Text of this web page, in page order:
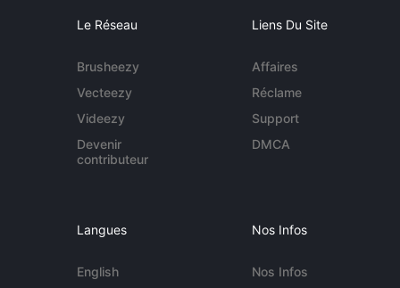
Le Réseau
Brusheezy
Vecteezy
Videezy
Devenir
contributeur
Liens Du Site
Affaires
Réclame
Support
DMCA
Langues
English
Nos Infos
Nos Infos